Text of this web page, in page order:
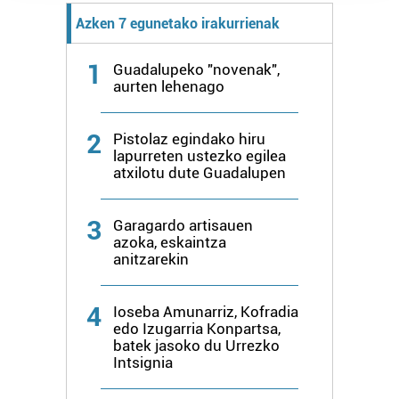
prozesatzen ditugu, zure IP zenbakia, besteak beste,
teknologia erabiliz, cookieak adibidez, iragarki eta eduki
neurtzeko, jendeari buruzko informazioa biltzeko eta
produktuak garatzeko. Zure datuak nork eta zertarako
erabiltzen dituen hauta dezakezu.
Bazkide batzuek ez dizute baimenik eskatzen, eta beren
interes komertzial legitimoetan babesten dira. Ikusi gure
bazkideen zerrenda, beren ustez zein helburutarako
duten interes legitimoa eta horren aurka nola egin
dezakezun ikusteko.
Lortu zure datu pertsonalak prozesatzeko moduari
buruzko informazio gehiago eta ezarri zure lehentasunak
datuen atalean. Edozein unetan alda edo ken dezakezu
zure baimena Cookieen adierazpenean.
Webgune honek cookie propioak eta hirugarrenen cookie-
Azken 7 egunetako irakurrienak
1
Guadalupeko "novenak",
aurten lehenago
2
Pistolaz egindako hiru
lapurreten ustezko egilea
atxilotu dute Guadalupen
3
Garagardo artisauen
azoka, eskaintza
anitzarekin
4
Ioseba Amunarriz, Kofradia
edo Izugarria Konpartsa,
batek jasoko du Urrezko
Intsignia